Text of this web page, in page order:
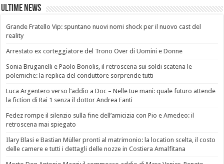
Ultime News
Grande Fratello Vip: spuntano nuovi nomi shock per il nuovo cast del
reality
Arrestato ex corteggiatore del Trono Over di Uomini e Donne
Sonia Bruganelli e Paolo Bonolis, il retroscena sui soldi scatena le
polemiche: la replica del conduttore sorprende tutti
Luca Argentero verso l’addio a Doc – Nelle tue mani: quale futuro attende
la fiction di Rai 1 senza il dottor Andrea Fanti
Fedez rompe il silenzio sulla fine dell’amicizia con Pio e Amedeo: il
retroscena mai spiegato
Ilary Blasi e Bastian Müller pronti al matrimonio: la location scelta, il costo
delle camere e tutti i dettagli delle nozze in Costiera Amalfitana